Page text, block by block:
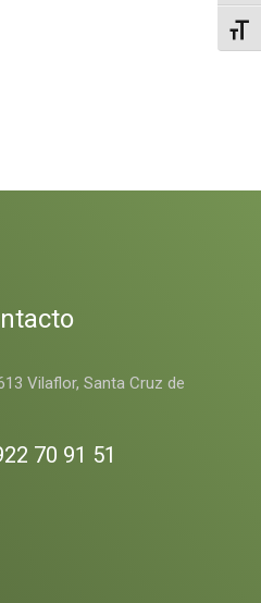
Vilaflor, Santa Cruz de
70 91 51